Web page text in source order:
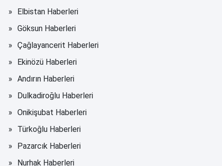
Elbistan Haberleri
Göksun Haberleri
Çağlayancerit Haberleri
Ekinözü Haberleri
Andırın Haberleri
Dulkadiroğlu Haberleri
Onikişubat Haberleri
Türkoğlu Haberleri
Pazarcık Haberleri
Nurhak Haberleri